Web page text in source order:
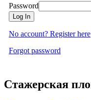
Password
Log In
No account? Register here
Forgot password
Стажерская